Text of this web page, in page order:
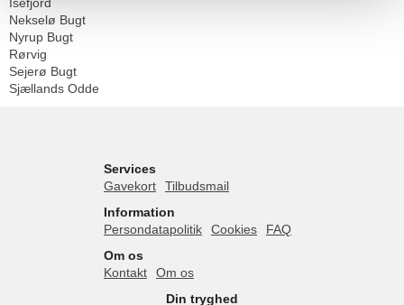
Nekselø Bugt
Nyrup Bugt
Rørvig
Sejerø Bugt
Sjællands Odde
Services
Gavekort
Tilbudsmail
Information
Persondatapolitik
Cookies
FAQ
Om os
Kontakt
Om os
Din tryghed